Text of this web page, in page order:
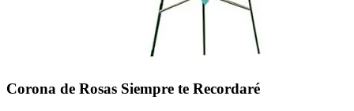
Corona de Rosas Siempre te Recordaré